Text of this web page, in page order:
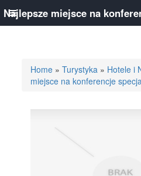
Home »Turystyka » Hotele i
miejsce na konferencje
Najlepsze miejsce na